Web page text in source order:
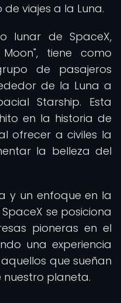
viajes a la Luna.
lunar de SpaceX,
tiene como
de pasajeros
de la Luna a
Starship. Esta
en la historia de
ofrecer a civiles la
la belleza del
y un enfoque en la
se posiciona
pioneras en el
una experiencia
que sueñan
planeta.